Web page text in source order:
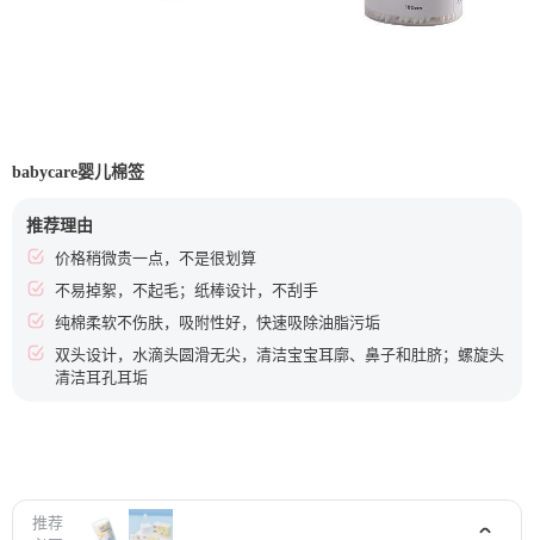
babycare婴儿棉签
推荐理由
价格稍微贵一点，不是很划算
不易掉絮，不起毛；纸棒设计，不刮手
纯棉柔软不伤肤，吸附性好，快速吸除油脂污垢
双头设计，水滴头圆滑无尖，清洁宝宝耳廓、鼻子和肚脐；螺旋头
清洁耳孔耳垢
推荐